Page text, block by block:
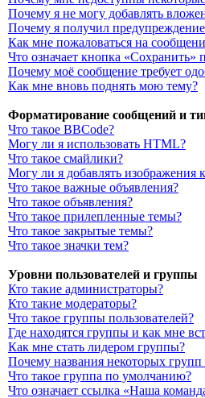
Почему я не могу добавлять
Почему я получил
Как мне пожаловаться на
Что означает кнопка «Сохранить»
Почему моё сообщение требует
Как мне вновь поднять мою тему?
Форматирование сообщений и
Что такое BBCode?
Могу ли я использовать HTML?
Что такое смайлики?
Могу ли я добавлять изображения
Что такое важные объявления?
Что такое объявления?
Что такое прилепленные темы?
Что такое закрытые темы?
Что такое значки тем?
Уровни пользователей и группы
Кто такие администраторы?
Кто такие модераторы?
Что такое группы пользователей?
Где находятся группы и как мне
Как мне стать лидером группы?
Почему названия некоторых
Что такое группа по умолчанию?
Что означает ссылка «Наша